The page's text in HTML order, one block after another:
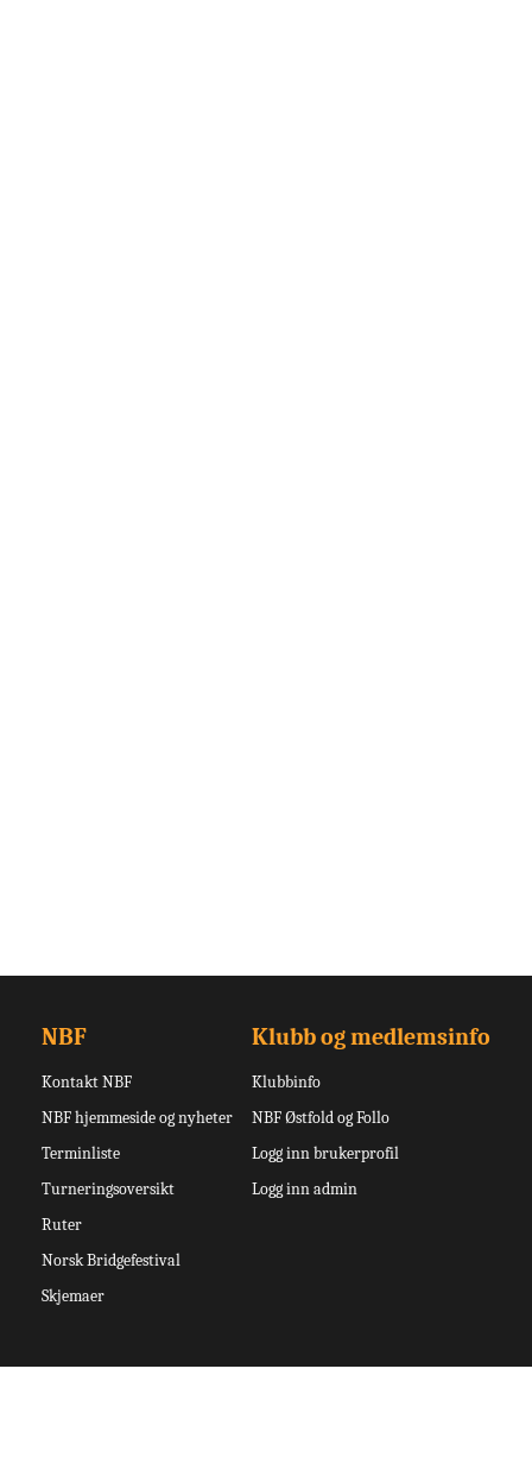
NBF
Kontakt NBF
NBF hjemmeside og nyheter
Terminliste
Turneringsoversikt
Ruter
Norsk Bridgefestival
Skjemaer
Klubb og medlemsinfo
Klubbinfo
NBF Østfold og Follo
Logg inn brukerprofil
Logg inn admin